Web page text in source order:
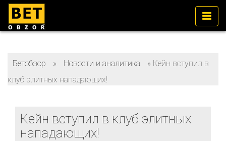
Бетобзор » Новости и аналитика » Кейн вступил в
клуб элитных нападающих!
Кейн вступил в клуб элитных
нападающих!